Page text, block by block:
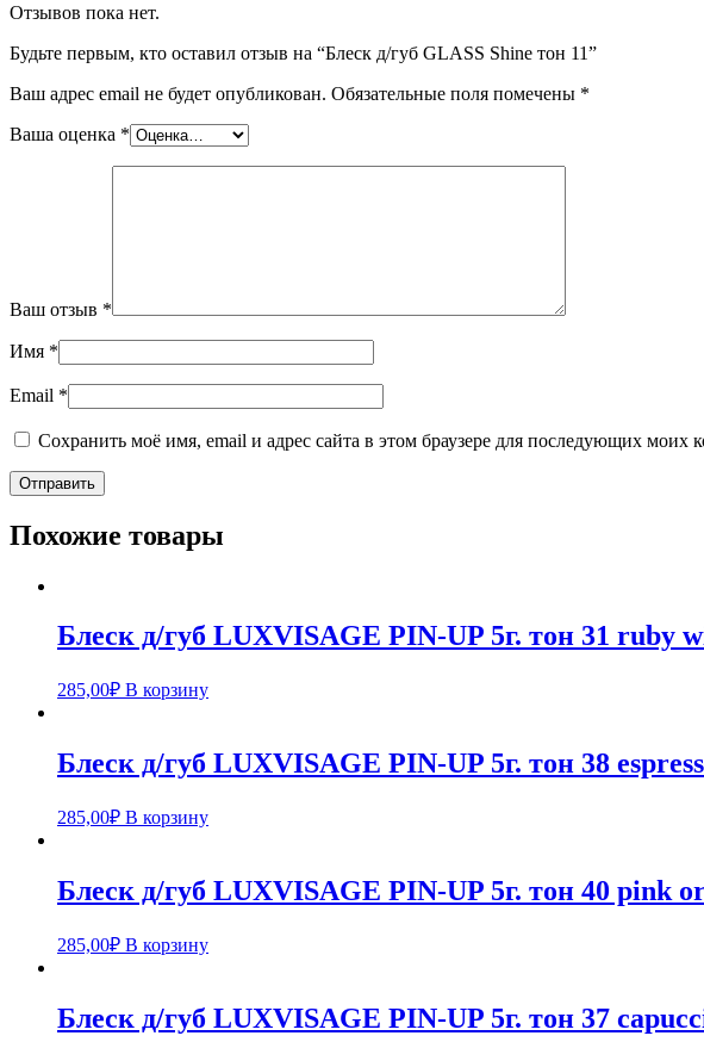
Отзывов пока нет.
Будьте первым, кто оставил отзыв на “Блеск д/губ GLASS Shine тон 11”
Ваш адрес email не будет опубликован. Обязательные поля помечены *
Ваша оценка *
Ваш отзыв *
Имя *
Email *
Сохранить моё имя, email и адрес сайта в этом браузере для последующих моих
Похожие товары
Блеск д/губ LUXVISAGE PIN-UP 5г. тон 31 ruby
285,00₽ В корзину
Блеск д/губ LUXVISAGE PIN-UP 5г. тон 38
285,00₽ В корзину
Блеск д/губ LUXVISAGE PIN-UP 5г. тон 40 pink
285,00₽ В корзину
Блеск д/губ LUXVISAGE PIN-UP 5г. тон 37